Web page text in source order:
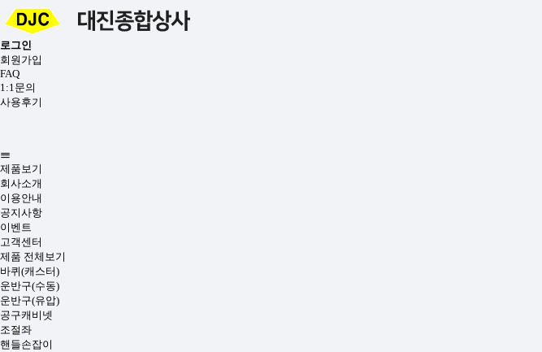
로그인
회원가입
FAQ
1:1문의
사용후기
제품보기
회사소개
이용안내
공지사항
이벤트
고객센터
제품 전체보기
바퀴(캐스터)
운반구(수동)
운반구(유압)
공구캐비넷
조절좌
핸들손잡이